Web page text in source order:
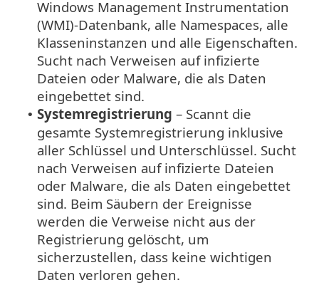
Windows Management Instrumentation
(WMI)-Datenbank, alle Namespaces, alle
Klasseninstanzen und alle Eigenschaften.
Sucht nach Verweisen auf infizierte
Dateien oder Malware, die als Daten
eingebettet sind.
• Systemregistrierung – Scannt die
gesamte Systemregistrierung inklusive
aller Schlüssel und Unterschlüssel. Sucht
nach Verweisen auf infizierte Dateien
oder Malware, die als Daten eingebettet
sind. Beim Säubern der Ereignisse
werden die Verweise nicht aus der
Registrierung gelöscht, um
sicherzustellen, dass keine wichtigen
Daten verloren gehen.